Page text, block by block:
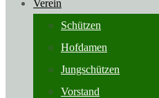
Verein
Schützen
Hofdamen
Jungschützen
Vorstand